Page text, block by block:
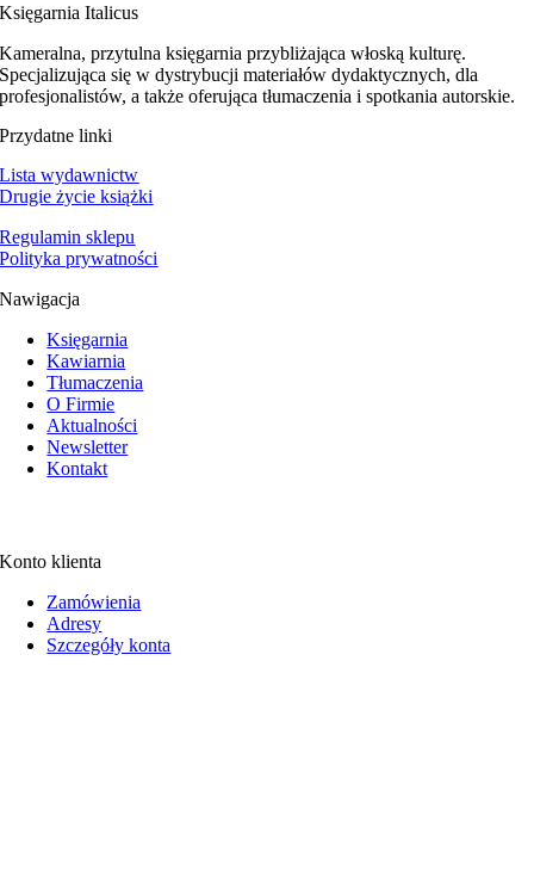
Księgarnia Italicus
Kameralna, przytulna księgarnia przybliżająca włoską kulturę.
Specjalizująca się w dystrybucji materiałów dydaktycznych, dla
profesjonalistów, a także oferująca tłumaczenia i spotkania autorskie.
Przydatne linki
Lista wydawnictw
Drugie życie książki
Regulamin sklepu
Polityka prywatności
Nawigacja
Księgarnia
Kawiarnia
Tłumaczenia
O Firmie
Aktualności
Newsletter
Kontakt
Konto klienta
Zamówienia
Adresy
Szczegóły konta